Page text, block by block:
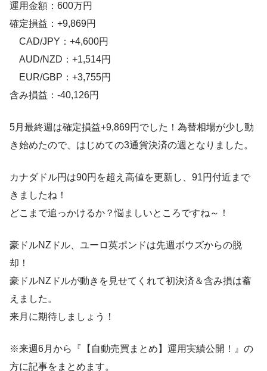
運用金額：600万円
確定損益：+9,869円
CAD/JPY：+4,600円
AUD/NZD：+1,514円
EUR/GBP：+3,755円
含み損益：-40,126円
5月最終週は確定損益+9,869円でした！為替相場が少し動
き始めたので、はじめての3通貨決済の週となりました。
カナダドル円は90円を超え高値を更新し、91円付近まで
きましたね！
どこまで追っかけるか？悩ましいところですね～！
豪ドルNZドル、ユーロ英ポンドは先週ボウズからの脱
却！
豪ドルNZドルが動きを見せてくれて初決済＆含み損は蓄
えました。
来月に期待しましょう！
※来週6月から『【自動売買まとめ】運用実績公開！』の
方に記事をまとめます。